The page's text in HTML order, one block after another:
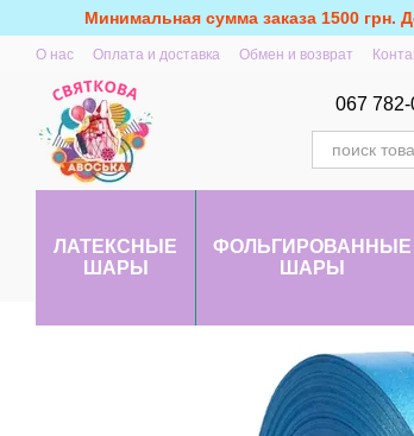
Перейти к основному контенту
Минимальная сумма заказа 1500 грн.
О нас Оплата и доставка Обмен и возврат
067
ЛАТЕКСНЫЕ
ШАРЫ
ФОЛЬГИРОВАННЫЕ
ШАРЫ